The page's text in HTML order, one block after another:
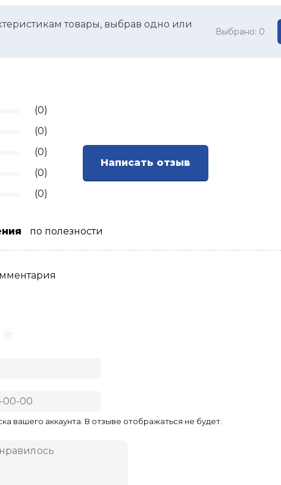
товары, выбрав одно или
Выбрано: 0
(0)
(0)
(0)
(0)
(0)
Написать отзыв
по полезности
вашего аккаунта. В отзыве отображаться не будет.